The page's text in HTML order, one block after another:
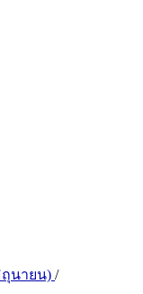
ถุนายน) /